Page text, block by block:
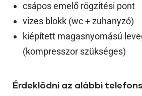
csápos emelő rögzítési pont
vizes blokk (wc + zuhanyzó)
kiépített magasnyomású
(kompresszor szükséges)
Érdeklődni az alábbi